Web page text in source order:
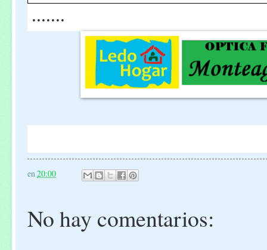
.......
en20:00
No hay comentarios: